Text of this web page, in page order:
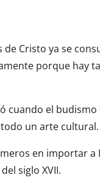
de Cristo ya se
porque hay
cuando el budismo
un arte cultural.
en importar a
siglo XVII.